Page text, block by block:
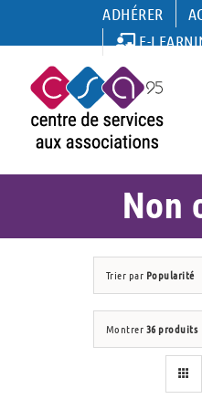
ADHÉRER
E-
Non
Trier par Popularité
Montrer36 produits